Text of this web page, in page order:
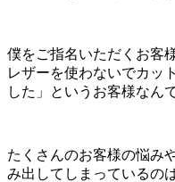
僕をご指名いただくお客
レザーを使わないでカッ
した」というお客様なん
たくさんのお客様の悩み
み出してしまっているの